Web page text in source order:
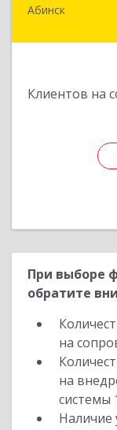
Абинск
Клиентов на
353320,
При выборе
обратите
на
на
системы
Наличие